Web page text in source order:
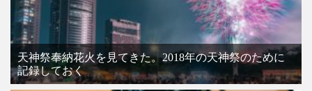
天神祭奉納花火を見てきた。2018年の天神祭のために
記録しておく